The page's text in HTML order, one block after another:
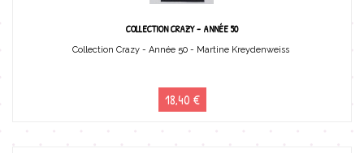
COLLECTION CRAZY - ANNÉE 50
Collection Crazy - Année 50 - Martine Kreydenweiss
18,40 €